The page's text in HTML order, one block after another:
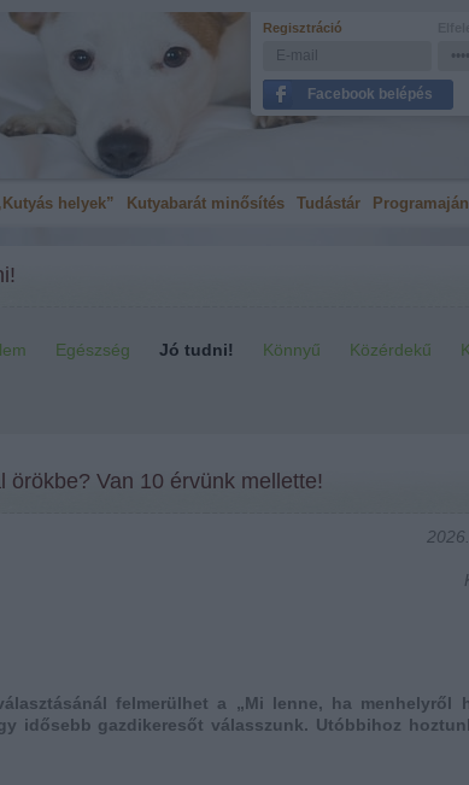
Regisztráció
Facebook belépés
helyek” Kutyabarát minősítés Tudástár
Egészség Jó tudni! Könnyű Közérdekű
örökbe? Van 10 érvünk mellette!
felmerülhet a „Mi lenne, ha menhelyről
idősebb gazdikeresőt válasszunk. Utóbbihoz